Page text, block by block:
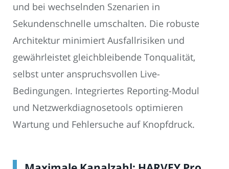
und bei wechselnden Szenarien in
Sekundenschnelle umschalten. Die robuste
Architektur minimiert Ausfallrisiken und
gewährleistet gleichbleibende Tonqualität,
selbst unter anspruchsvollen Live-
Bedingungen. Integriertes Reporting-Modul
und Netzwerkdiagnosetools optimieren
Wartung und Fehlersuche auf Knopfdruck.